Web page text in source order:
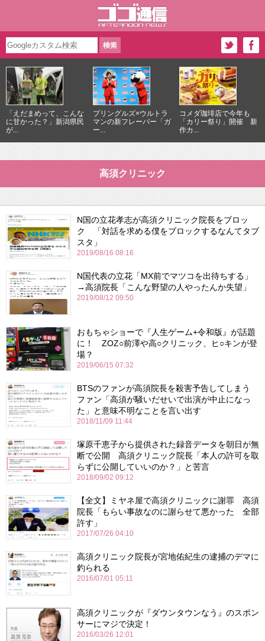
「えだまめって、こんな
に甘かった？」新潟県民
が...
プリングルズ×ウルトラ
マンの新フレーバー「ガ
ー...
コメダ珈琲店で今年も
「カリー祭り」開催 新
作カ...
高須クリニック
N国の立花孝志が高須クリニック院長をブロッ
ク 「対話を求める僕をブロックするなんてタブ
スタ」
2019/08/16 08:16
N国代表の立花「MX前でマツコを出待ちする」
→高須院長「こんな野望の人やったんか失望」
2019/08/12 09:50
おもちゃショーで『人生ゲーム+令和版』が話題
に！ ZOZ○前澤や高○クリニック、ヒ○キンが登
場？
2019/06/15 07:32
BTSのファンが高須院長を殺害予告してしまう
ファン「高須が騒いだせいで出演が中止になっ
た」と意味不明なことを言い出す
2018/11/09 11:44
塚原千恵子から提供された録音データを朝日が無
断で公開 高須クリニック院長「本人の許可を取
らずに公開していいのか？」と苦言
2018/09/02 09:12
【全文】ミヤネ屋で高須クリニックに謝罪 高須
院長「もらい事故なのに謝らせて悪かった 全部
許す」
2017/07/26 04:10
高須クリニック院長が宮地佑紀生の逮捕のデマに
釣られる
2016/07/01 05:11
高須クリニックが『ダウンタウンなう』のスポン
サーにマジで決定！
2016/03/26 12:01